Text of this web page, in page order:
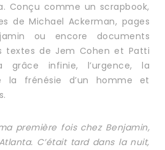
Conçu comme un scrapbook,
de Michael Ackerman, pages
ou encore documents
textes de Jem Cohen et Patti
grâce infinie, l’urgence, la
la frénésie d’un homme et
première fois chez Benjamin,
C’était tard dans la nuit,